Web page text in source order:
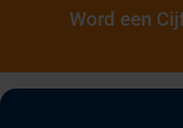
Word een